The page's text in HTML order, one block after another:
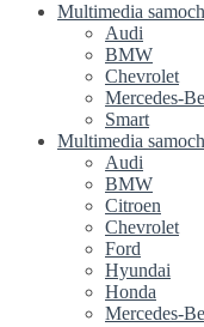
Multimedia
Audi
BMW
Chevrolet
Mercedes-
Smart
Multimedia
Audi
BMW
Citroen
Chevrolet
Ford
Hyundai
Honda
Mercedes-